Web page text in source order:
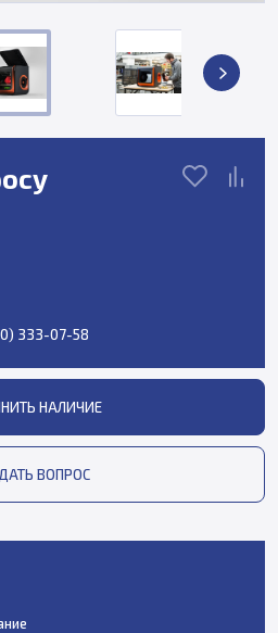
333-07-58
НАЛИЧИЕ
ВОПРОС